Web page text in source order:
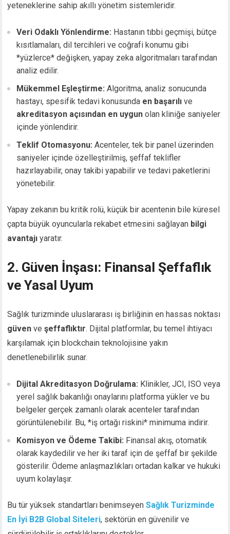
yeteneklerine sahip akıllı yönetim sistemleridir.
Veri Odaklı Yönlendirme: Hastanın tıbbi geçmişi, bütçe
kısıtlamaları, dil tercihleri ve coğrafi konumu gibi
*yüzlerce* değişken, yapay zeka algoritmaları tarafından
analiz edilir.
Mükemmel Eşleştirme: Algoritma, analiz sonucunda
hastayı, spesifik tedavi konusunda en başarılı ve
akreditasyon açısından en uygun olan kliniğe saniyeler
içinde yönlendirir.
Teklif Otomasyonu: Acenteler, tek bir panel üzerinden
saniyeler içinde özelleştirilmiş, şeffaf teklifler
hazırlayabilir, onay takibi yapabilir ve tedavi paketlerini
yönetebilir.
Yapay zekanın bu kritik rolü, küçük bir acentenin bile küresel
çapta büyük oyuncularla rekabet etmesini sağlayan bilgi
avantajı yaratır.
2. Güven İnşası: Finansal Şeffaflık
ve Yasal Uyum
Sağlık turizminde uluslararası iş birliğinin en hassas noktası
güven veşeffaflıktır. Dijital platformlar, bu temel ihtiyacı
karşılamak için blockchain teknolojisine yakın
denetlenebilirlik sunar.
Dijital Akreditasyon Doğrulama: Klinikler, JCI, ISO veya
yerel sağlık bakanlığı onaylarını platforma yükler ve bu
belgeler gerçek zamanlı olarak acenteler tarafından
görüntülenebilir. Bu, *iş ortağı riskini* minimuma indirir.
Komisyon ve Ödeme Takibi: Finansal akış, otomatik
olarak kaydedilir ve her iki taraf için de şeffaf bir şekilde
gösterilir. Ödeme anlaşmazlıkları ortadan kalkar ve hukuki
uyum kolaylaşır.
Bu tür yüksek standartları benimseyenSağlık Turizminde
En İyi B2B Global Siteleri, sektörün en güvenilir ve